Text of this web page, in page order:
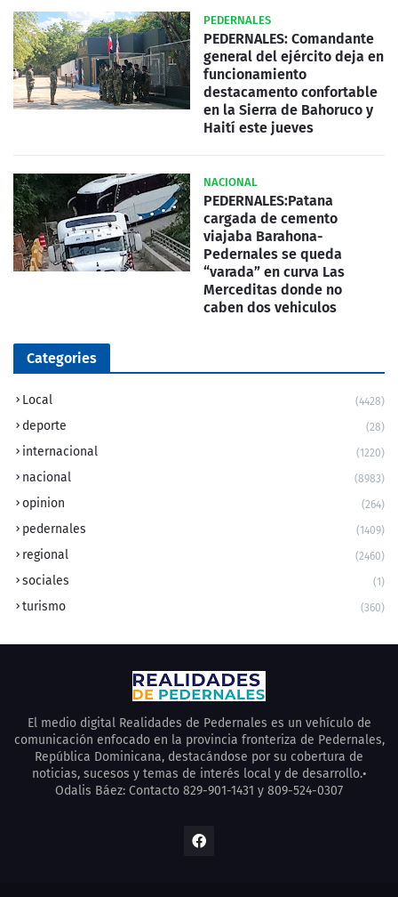
PEDERNALES
PEDERNALES: Comandante
general del ejército deja en
funcionamiento
destacamento confortable
en la Sierra de Bahoruco y
Haití este jueves
NACIONAL
PEDERNALES:Patana
cargada de cemento
viajaba Barahona-
Pedernales se queda
“varada” en curva Las
Merceditas donde no
caben dos vehiculos
Categories
Local (4428)
deporte (28)
internacional (1220)
nacional (8983)
opinion (264)
pedernales (1409)
regional (2460)
sociales (1)
turismo (360)
El medio digital Realidades de Pedernales es un vehículo de
comunicación enfocado en la provincia fronteriza de Pedernales,
República Dominicana, destacándose por su cobertura de
noticias, sucesos y temas de interés local y de desarrollo.•
Odalis Báez: Contacto 829-901-1431 y 809-524-0307